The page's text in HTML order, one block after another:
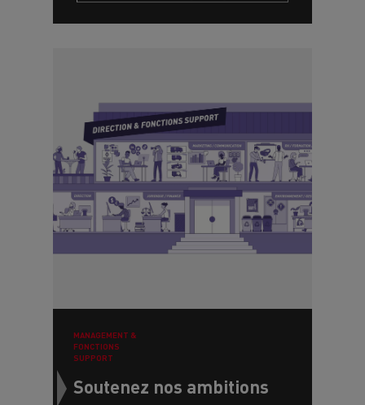
MANAGEMENT &
FONCTIONS
SUPPORT
Soutenez nos ambitions